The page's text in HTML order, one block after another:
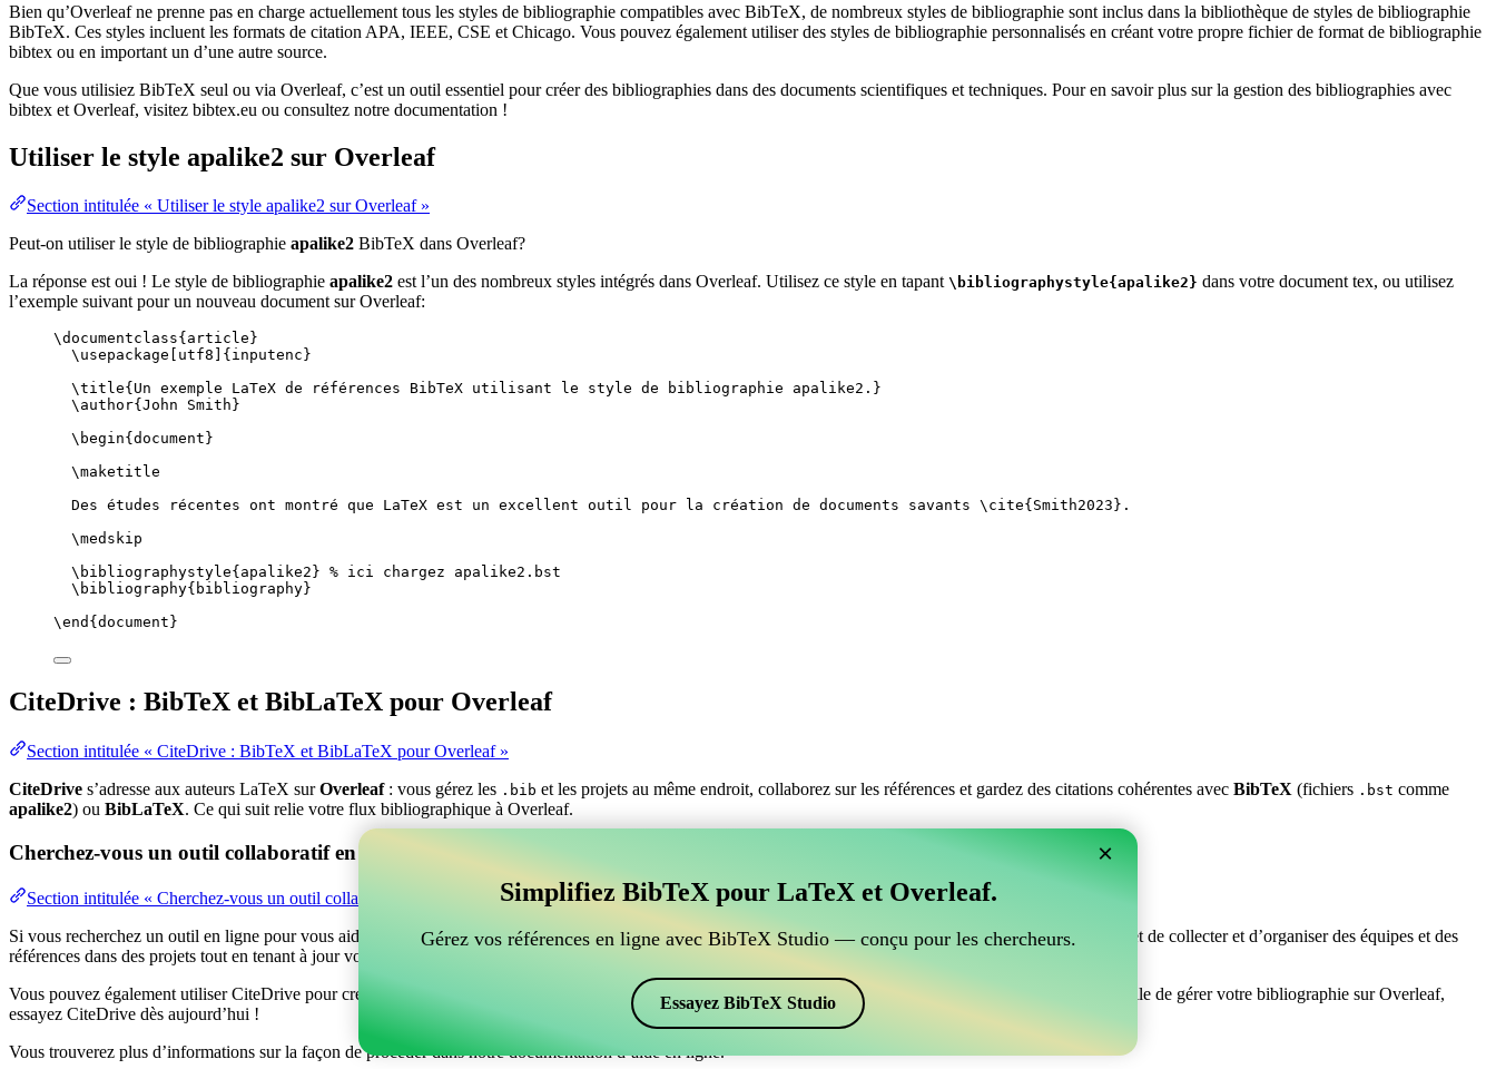
Bien qu’Overleaf ne prenne pas en charge actuellement tous les styles de bibliographie compatibles avec BibTeX, de nombreux styles de bibliographie sont inclus dans la bibliothèque de styles de bibliographie
BibTeX. Ces styles incluent les formats de citation APA, IEEE, CSE et Chicago. Vous pouvez également utiliser des styles de bibliographie personnalisés en créant votre propre fichier de format de bibliographie
bibtex ou en important un d’une autre source.
Que vous utilisiez BibTeX seul ou via Overleaf, c’est un outil essentiel pour créer des bibliographies dans des documents scientifiques et techniques. Pour en savoir plus sur la gestion des bibliographies avec
bibtex et Overleaf, visitez bibtex.eu ou consultez notre documentation !
Utiliser le style apalike2 sur Overleaf
Section intitulée « Utiliser le style apalike2 sur Overleaf »
Peut-on utiliser le style de bibliographie apalike2 BibTeX dans Overleaf?
La réponse est oui ! Le style de bibliographie apalike2 est l’un des nombreux styles intégrés dans Overleaf. Utilisez ce style en tapant \bibliographystyle{apalike2} dans votre document tex, ou utilisez
l’exemple suivant pour un nouveau document sur Overleaf:
\documentclass{ article }
\usepackage
utf8 ]{ inputenc }
\title{Un exemple LaTeX de références BibTeX utilisant le style de bibliographie apalike2.}
\author{John Smith}
\begin{ document }
\maketitle
Des études récentes ont montré que LaTeX est un excellent outil pour la création de documents savants \cite{ Smith2023 }.
\medskip
\bibliographystyle{apalike2} % ici chargez apalike2.bst
\bibliography{bibliography}
\end { document }
CiteDrive : BibTeX et BibLaTeX pour Overleaf
Section intitulée « CiteDrive : BibTeX et BibLaTeX pour Overleaf »
CiteDrive s’adresse aux auteurs LaTeX surOverleaf: vous gérez les .bib et les projets au même endroit, collaborez sur les références et gardez des citations cohérentes avec BibTeX (fichiers .bst comme
apalike2) ou BibLaTeX. Ce qui suit relie votre flux bibliographique à Overleaf.
Cherchez-vous un outil collaboratif en ligne pour gérer vos références BibTeX, qui se connecte à Overleaf?
Section intitulée « Cherchez-vous un outil collaboratif en ligne pour gérer vos références BibTeX, qui se connecte à Overleaf? »
Si vous recherchez un outil en ligne pour vous aider à gérer vos références, citations et bibliographie dans Overleaf, CiteDrive pourrait être parfait ! Il vous permet de collecter et d’organiser des équipes et des
références dans des projets tout en tenant à jour vos entrées BibTeX dans votre projet Overleaf.
Vous pouvez également utiliser CiteDrive pour créer des bibliographies et des citations dans différents styles, y compris apalike2. Si vous cherchez un moyen facile de gérer votre bibliographie sur Overleaf,
essayez CiteDrive dès aujourd’hui !
Vous trouverez plus d’informations sur la façon de procéder dans notre documentation d’aide en ligne.
×
Simplifiez BibTeX pour LaTeX et Overleaf.
Gérez vos références en ligne avec BibTeX Studio — conçu pour les chercheurs.
Essayez BibTeX Studio